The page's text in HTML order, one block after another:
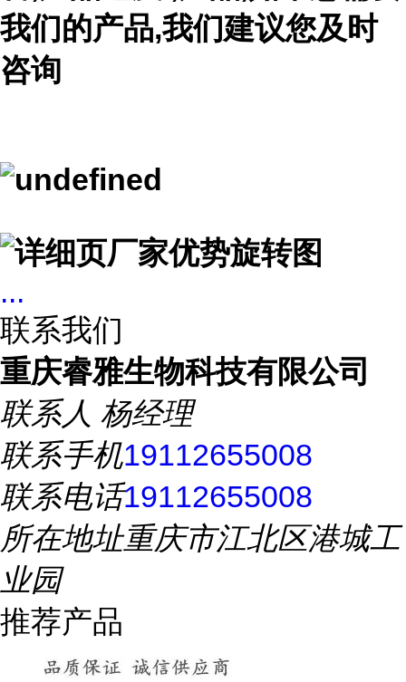
我们的产品,我们建议您及时
咨询
...
联系我们
重庆睿雅生物科技有限公司
联系人 杨经理
联系手机19112655008
联系电话19112655008
所在地址重庆市江北区港城工
业园
推荐产品